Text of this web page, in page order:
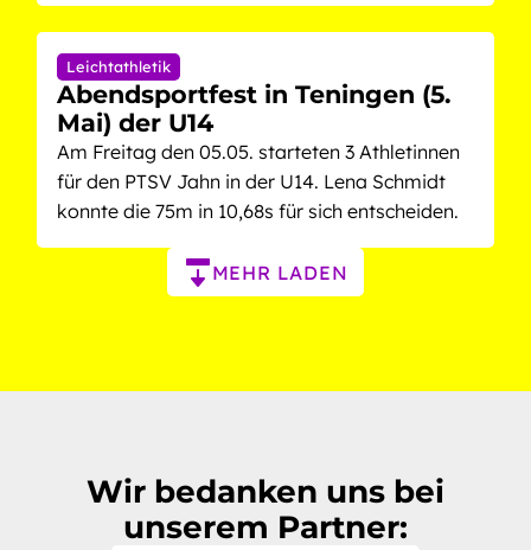
Leichtathletik
Abendsportfest in Teningen (5.
Mai) der U14
Am Freitag den 05.05. starteten 3 Athletinnen
für den PTSV Jahn in der U14. Lena Schmidt
konnte die 75m in 10,68s für sich entscheiden.
Paginierung
MEHR LADEN
Wir bedanken uns bei
unserem Partner: